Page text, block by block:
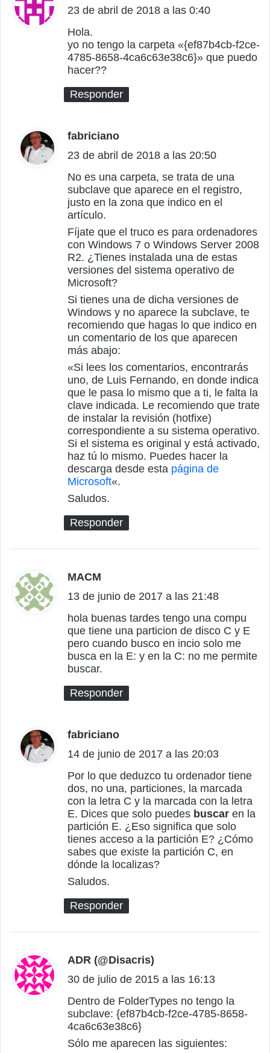
i
e
23 de abril de 2018 a las 0:40
Hola.
yo no tengo la carpeta «{ef87b4cb-f2ce-
4785-8658-4ca6c63e38c6}» que puedo
hacer??
Responder
fabriciano
i
c
e
23 de abril de 2018 a las 20:50
No es una carpeta, se trata de una
subclave que aparece en el registro,
justo en la zona que indico en el
artículo.
Fíjate que el truco es para ordenadores
con Windows 7 o Windows Server 2008
R2. ¿Tienes instalada una de estas
versiones del sistema operativo de
Microsoft?
Si tienes una de dicha versiones de
Windows y no aparece la subclave, te
recomiendo que hagas lo que indico en
un comentario de los que aparecen
más abajo:
«Si lees los comentarios, encontrarás
uno, de Luis Fernando, en donde indica
que le pasa lo mismo que a ti, le falta la
clave indicada. Le recomiendo que trate
de instalar la revisión (hotfixe)
correspondiente a su sistema operativo.
Si el sistema es original y está activado,
haz tú lo mismo. Puedes hacer la
descarga desde esta página de
Microsoft«.
Saludos.
Responder
MACM
i
c
e
:
13 de junio de 2017 a las 21:48
hola buenas tardes tengo una compu
que tiene una particion de disco C y E
pero cuando busco en incio solo me
busca en la E: y en la C: no me permite
buscar.
Responder
fabriciano
i
c
e
:
14 de junio de 2017 a las 20:03
Por lo que deduzco tu ordenador tiene
dos, no una, particiones, la marcada
con la letra C y la marcada con la letra
E. Dices que solo puedes buscar en la
partición E. ¿Eso significa que solo
tienes acceso a la partición E? ¿Cómo
sabes que existe la partición C, en
dónde la localizas?
Saludos.
Responder
ADR (@Disacris)
i
c
e
30 de julio de 2015 a las 16:13
Dentro de FolderTypes no tengo la
subclave: {ef87b4cb-f2ce-4785-8658-
4ca6c63e38c6}
Sólo me aparecen las siguientes: